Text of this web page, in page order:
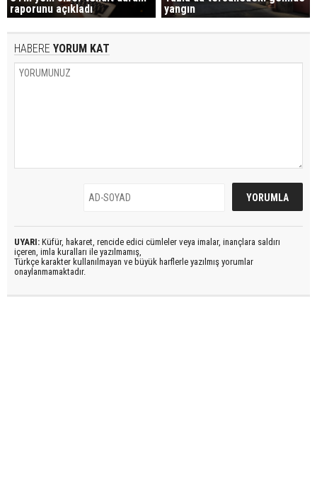
raporunu açıkladı
yangın
HABERE YORUM KAT
UYARI: Küfür, hakaret, rencide edici cümleler veya imalar, inançlara saldırı
içeren, imla kuralları ile yazılmamış,
Türkçe karakter kullanılmayan ve büyük harflerle yazılmış yorumlar
onaylanmamaktadır.